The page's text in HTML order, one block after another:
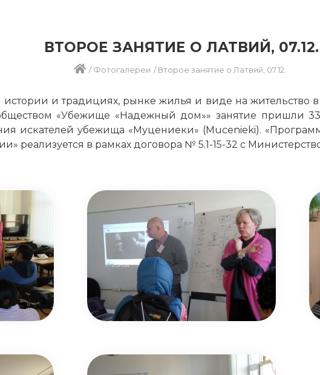
ВТОРОЕ ЗАНЯТИЕ О ЛАТВИЙ, 07.12.
/Фотогалереи /Второе занятие о Латвий, 07.12.
истории и традициях, рынке жилья и виде на жительство
«Убежище «Надежный дом»» занятие пришли
искателей убежища «Муцениеки» (Mucenieki).
реализуется в рамках договора № 5.1-15-32 с